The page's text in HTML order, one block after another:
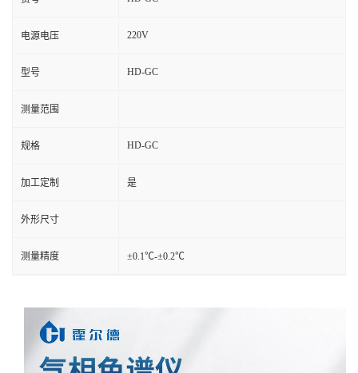
电源电压 220V
型号 HD-GC
测量范围
规格 HD-GC
加工定制 是
外形尺寸
测量精度 ±0.1℃-±0.2℃